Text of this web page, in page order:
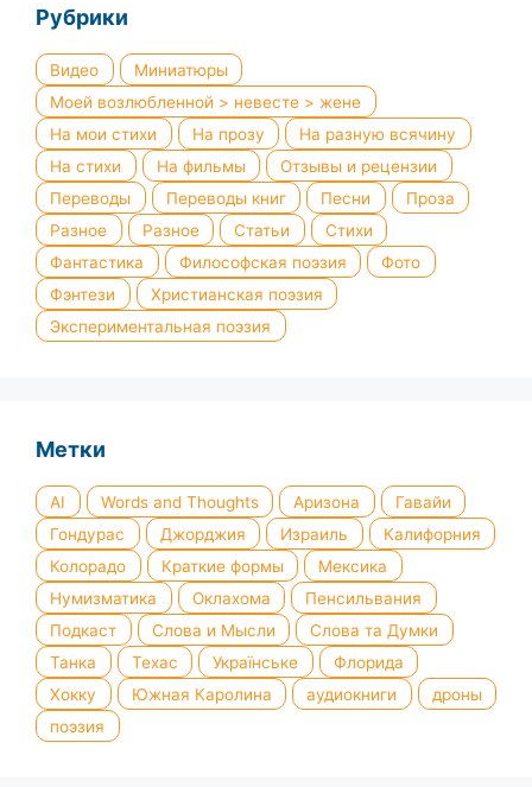
Рубрики
Видео
Миниатюры
Моей возлюбленной > невесте > жене
На мои стихи
На прозу
На разную всячину
На стихи
На фильмы
Отзывы и рецензии
Переводы
Переводы книг Песни
Проза
Разное
Разное Статьи
Стихи
Фантастика
Философская поэзия
Фото
Фэнтези
Христианская поэзия
Экспериментальная поэзия
Метки
AI Words and Thoughts Аризона
Гавайи
Гондурас
Джорджия Израиль
Калифорния
Колорадо
Краткие формы
Мексика
Нумизматика
Оклахома
Пенсильвания
Подкаст
Слова и Мысли
Слова та Думки
Танка
Техас Українське
Флорида
Хокку
Южная Каролина аудиокниги
дроны
поэзия